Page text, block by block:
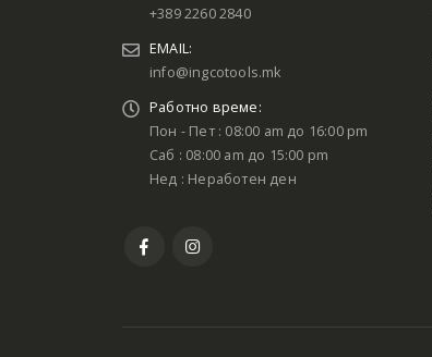
+389 2260 2840
EMAIL:
info@ingcotools.mk
Работно време:
Пон - Пет : 08:00 am до 16:00 pm
Саб : 08:00 am до 15:00 pm
Нед : Неработен ден